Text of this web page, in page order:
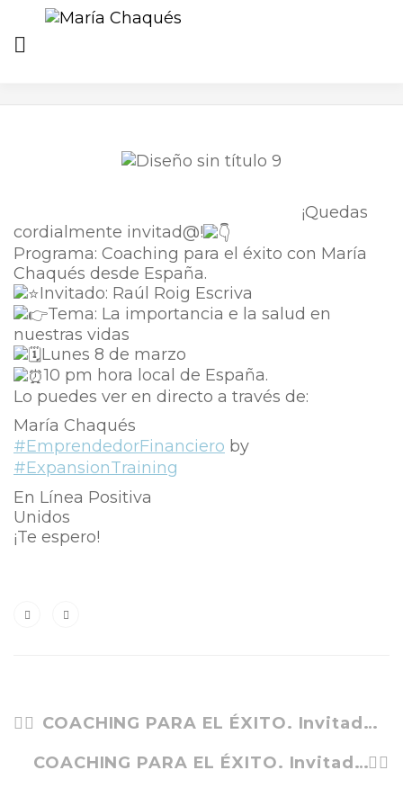
¡Quedas
cordialmente invitad@!
Programa: Coaching para el éxito con María
Chaqués desde España.
Invitado: Raúl Roig Escriva
Tema: La importancia e la salud en
nuestras vidas
Lunes 8 de marzo
10 pm hora local de España.
Lo puedes ver en directo a través de:
María Chaqués
#EmprendedorFinanciero by
#ExpansionTraining
En Línea Positiva
Unidos
¡Te espero!
COACHING PARA EL ÉXITO. Invitada Feli García Bernal
COACHING PARA EL ÉXITO. Invitada Vanessa Maneiro